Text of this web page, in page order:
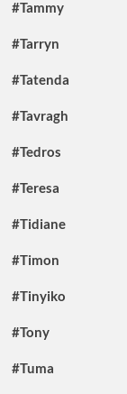
#Tammy
#Tarryn
#Tatenda
#Tavragh
#Tedros
#Teresa
#Tidiane
#Timon
#Tinyiko
#Tony
#Tuma